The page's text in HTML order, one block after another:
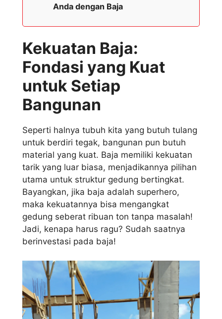
Anda dengan Baja
Kekuatan Baja:
Fondasi yang Kuat
untuk Setiap
Bangunan
Seperti halnya tubuh kita yang butuh tulang
untuk berdiri tegak, bangunan pun butuh
material yang kuat. Baja memiliki kekuatan
tarik yang luar biasa, menjadikannya pilihan
utama untuk struktur gedung bertingkat.
Bayangkan, jika baja adalah superhero,
maka kekuatannya bisa mengangkat
gedung seberat ribuan ton tanpa masalah!
Jadi, kenapa harus ragu? Sudah saatnya
berinvestasi pada baja!